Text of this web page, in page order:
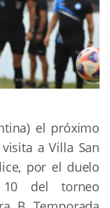
el próximo
a Villa San
por el duelo
del torneo